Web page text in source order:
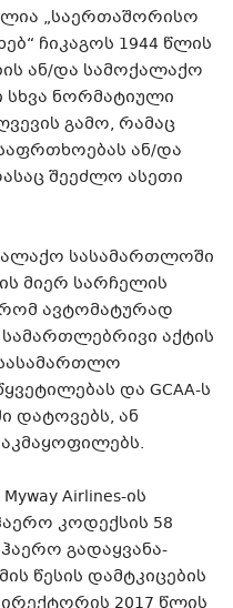
„საერთაშორისო
ჩიკაგოს 1944 წლის
ან/და სამოქალაქო
სხვა ნორმატიული
გამო, რამაც
ან/და
შეეძლო ასეთი
სასამართლოში
ის მიერ სარჩელის
რომ ავტომატურად
სამართლებრივი აქტის
სასამართლო
და GCAA-ს
დატოვებს, ან
Airlines-ის
კოდექსის 58
გადაყვანა-
წესის დამტკიცების